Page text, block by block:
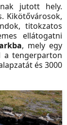
jutott hely.
Kikötővárosok,
titokzatos
ellátogatni
, mely egy
a tengerparton
és 3000